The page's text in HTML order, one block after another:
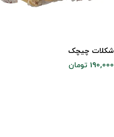
شکلات چیچک
190,000 تومان